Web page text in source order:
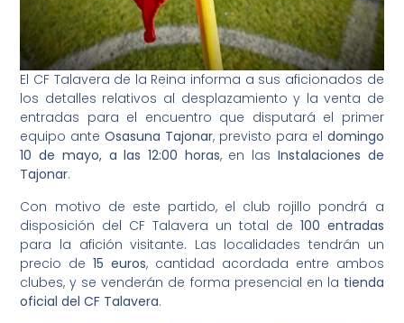
El CF Talavera de la Reina informa a sus aficionados de
los detalles relativos al desplazamiento y la venta de
entradas para el encuentro que disputará el primer
equipo anteOsasuna Tajonar, previsto para el domingo
10 de mayo, a las 12:00 horas, en las Instalaciones de
Tajonar.
Con motivo de este partido, el club rojillo pondrá a
disposición del CF Talavera un total de 100 entradas
para la afición visitante. Las localidades tendrán un
precio de15 euros, cantidad acordada entre ambos
clubes, y se venderán de forma presencial en la tienda
oficial del CF Talavera.